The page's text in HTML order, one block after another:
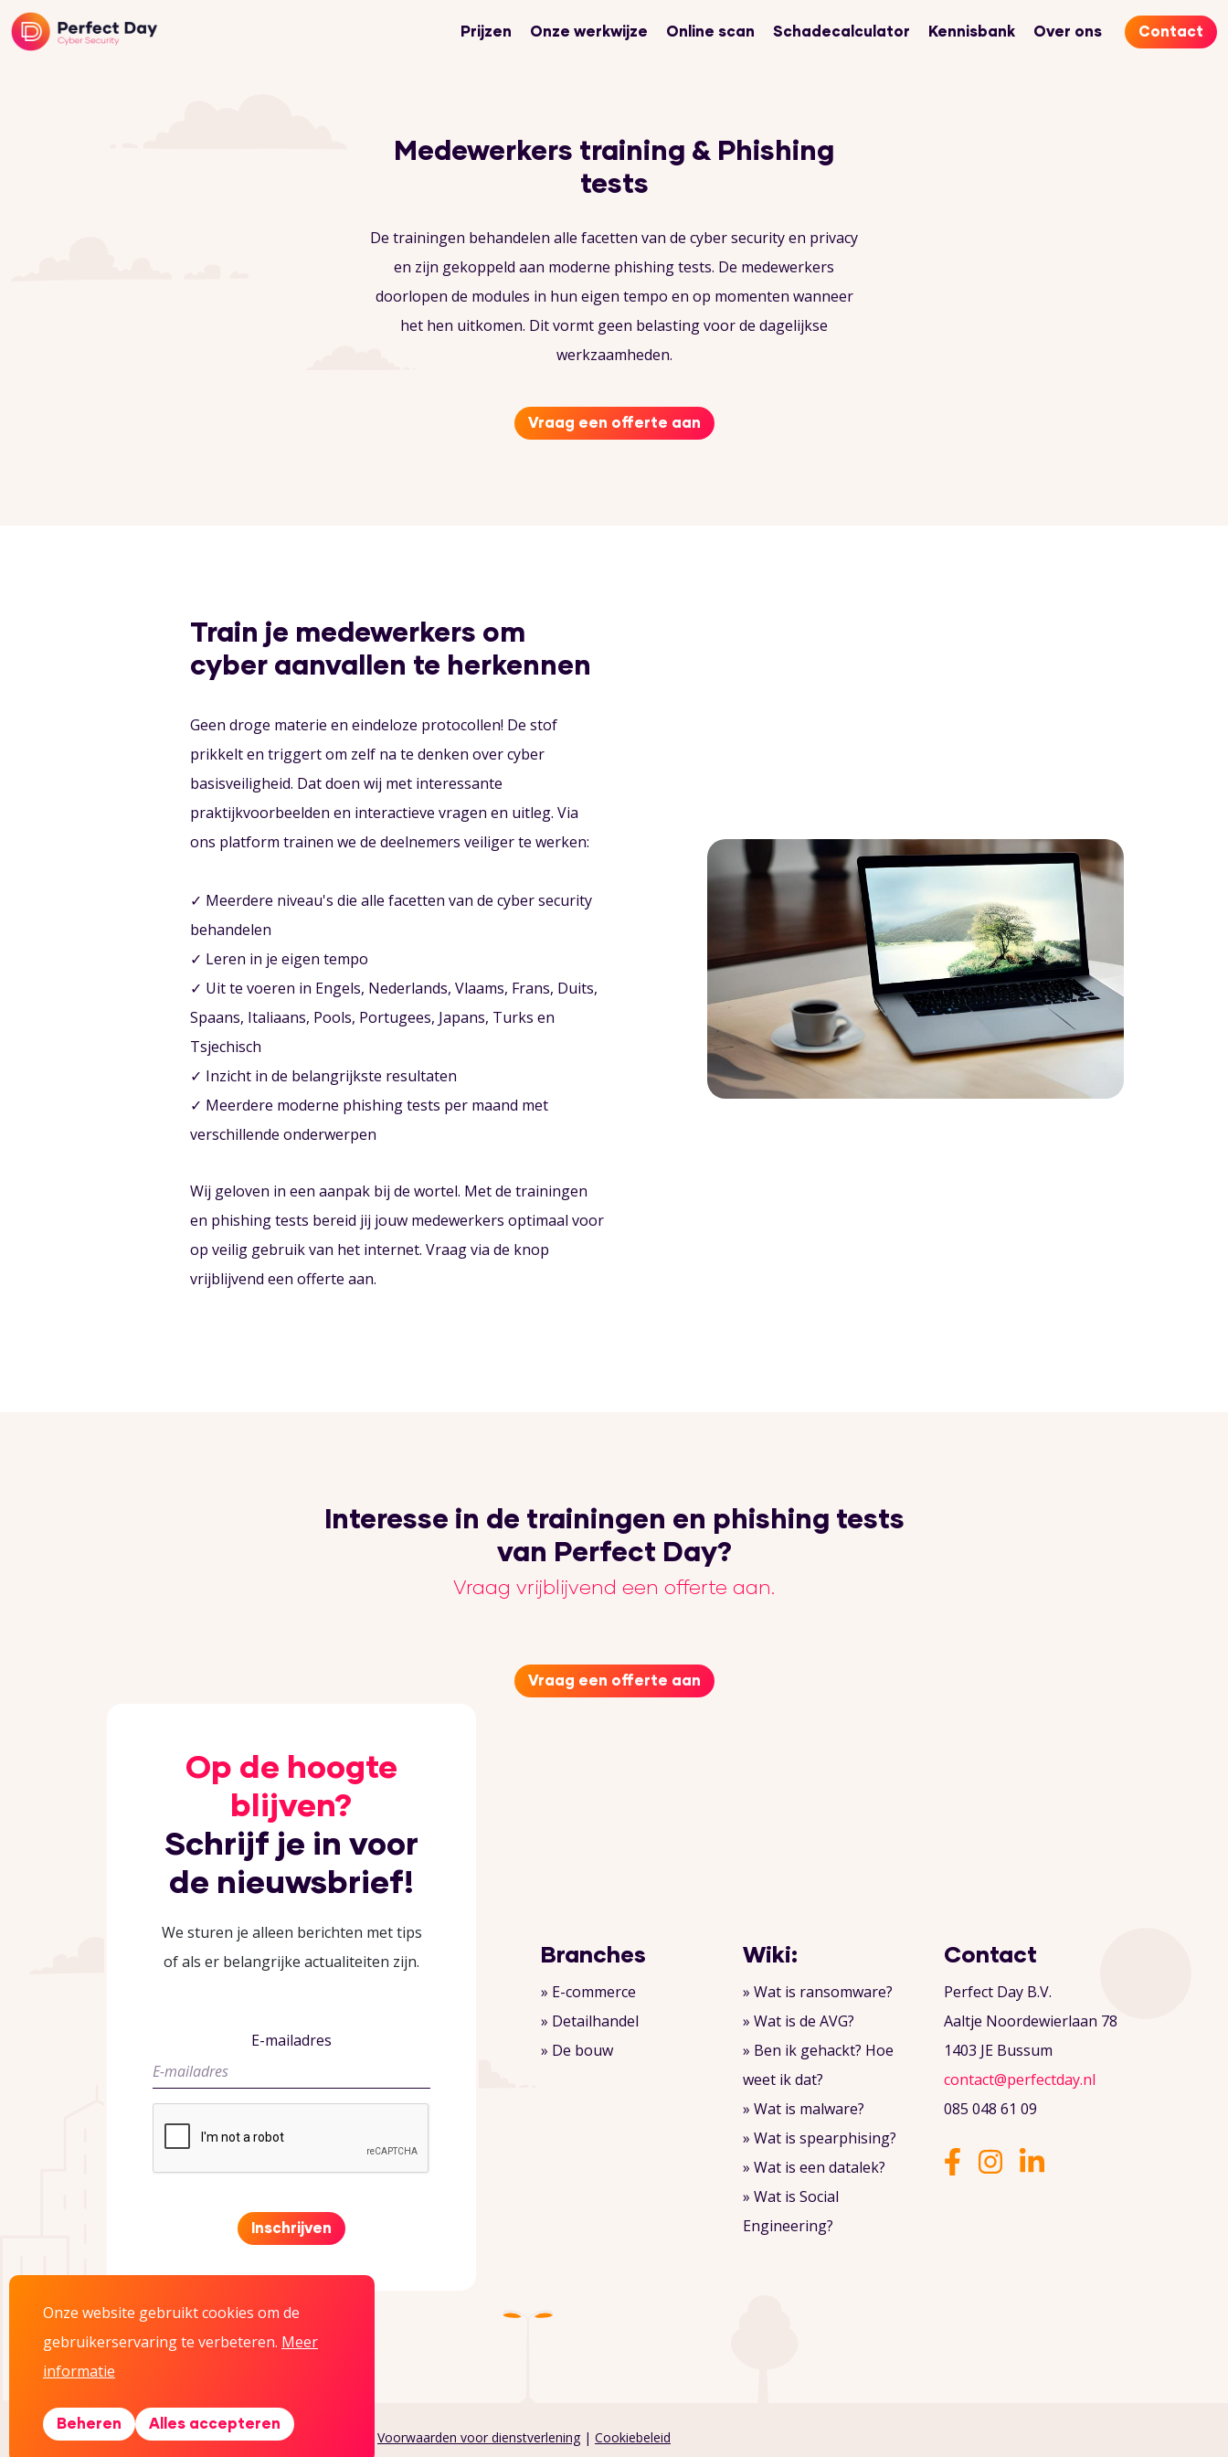
Prijzen Onze werkwijze Online scan Schadecalculator Kennisbank Over ons Contact
Medewerkers training & Phishing
tests
De trainingen behandelen alle facetten van de cyber security en privacy
en zijn gekoppeld aan moderne phishing tests. De medewerkers
doorlopen de modules in hun eigen tempo en op momenten wanneer
het hen uitkomen. Dit vormt geen belasting voor de dagelijkse
werkzaamheden.
Vraag een offerte aan
Train je medewerkers om
cyber aanvallen te herkennen
Geen droge materie en eindeloze protocollen! De stof
prikkelt en triggert om zelf na te denken over cyber
basisveiligheid. Dat doen wij met interessante
praktijkvoorbeelden en interactieve vragen en uitleg. Via
ons platform trainen we de deelnemers veiliger te werken:
✓ Meerdere niveau's die alle facetten van de cyber security
behandelen
✓ Leren in je eigen tempo
✓ Uit te voeren in Engels, Nederlands, Vlaams, Frans, Duits,
Spaans, Italiaans, Pools, Portugees, Japans, Turks en
Tsjechisch
✓ Inzicht in de belangrijkste resultaten
✓ Meerdere moderne phishing tests per maand met
verschillende onderwerpen
Wij geloven in een aanpak bij de wortel. Met de trainingen
en phishing tests bereid jij jouw medewerkers optimaal voor
op veilig gebruik van het internet. Vraag via de knop
vrijblijvend een offerte aan.
Interesse in de trainingen en phishing tests
van Perfect Day?
Vraag vrijblijvend een offerte aan.
Vraag een offerte aan
Op de hoogte
blijven?
Schrijf je in voor
de nieuwsbrief!
We sturen je alleen berichten met tips
of als er belangrijke actualiteiten zijn.
E-mailadres
Inschrijven
Branches
» E-commerce
» Detailhandel
» De bouw
Wiki:
» Wat is ransomware?
» Wat is de AVG?
» Ben ik gehackt? Hoe
weet ik dat?
» Wat is malware?
» Wat is spearphising?
» Wat is een datalek?
» Wat is Social
Engineering?
Contact
Perfect Day B.V.
Aaltje Noordewierlaan 78
1403 JE Bussum
contact@perfectday.nl
085 048 61 09
Copyright © Perfect Day |Privacyverklaring Voorwaarden voor dienstverlening | Cookiebeleid
Onze website gebruikt cookies om de
gebruikerservaring te verbeteren. Meer
informatie
Beheren Alles accepteren